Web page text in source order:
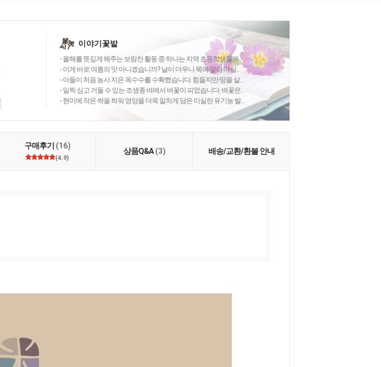
이야기꽃밭
- 올해를 뜻깊게 해주는 보람찬 활동 중 하나는 지역 초등학생들과...
- 이게 바로 여름의 맛 아니겠습니까? 날이 더우니 목이 말라 마실...
- 아들이 처음 농사 지은 옥수수를 수확했습니다. 힘들지만 땅을 살...
- 일찍 심고 거둘 수 있는 조생종 벼에서 벼꽃이 피었습니다. 벼꽃은...
- 현미에 작은 싹을 틔워 영양을 더욱 알차게 담은 미실란 유기농 발...
구매후기 (16)
(4.9)
상품Q&A(3) 배송/교환/환불 안내